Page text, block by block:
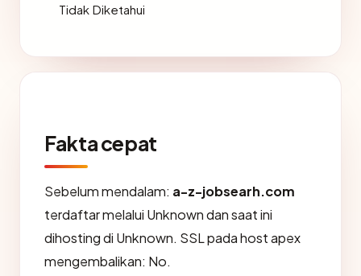
Tidak Diketahui
Fakta cepat
Sebelum mendalam: a-z-jobsearh.com
terdaftar melalui Unknown dan saat ini
dihosting di Unknown. SSL pada host apex
mengembalikan: No.